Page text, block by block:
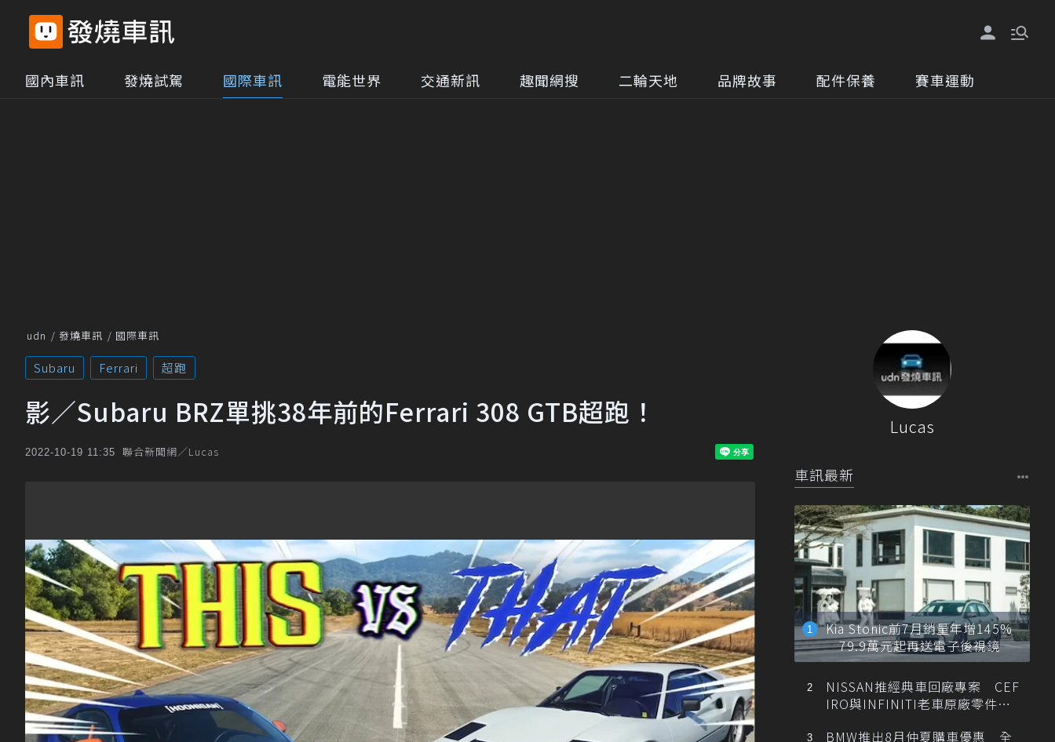
國內車訊 發燒試駕 國際車訊 電能世界 交通新訊 趣聞網搜 二輪天地 品牌故事 配件保養 賽車運動
udn 發燒車訊 國際車訊
Subaru Ferrari 超跑
影／Subaru BRZ單挑38年前的Ferrari 308 GTB超跑！
2022-10-19 11:35 聯合新聞網／Lucas
Lucas
車訊最新
Kia Stonic前7月銷量年增145%
79.9萬元起再送電子後視鏡
NISSAN推經典車回廠專案 CEF
IRO與INFINITI老車原廠零件最
BMW推出8月仲夏購車優惠 全